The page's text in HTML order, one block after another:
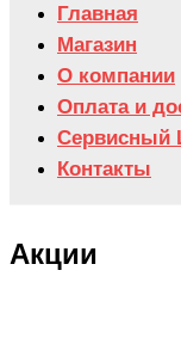
Главная
Магазин
О компании
Оплата и
Сервисный
Контакты
Акции